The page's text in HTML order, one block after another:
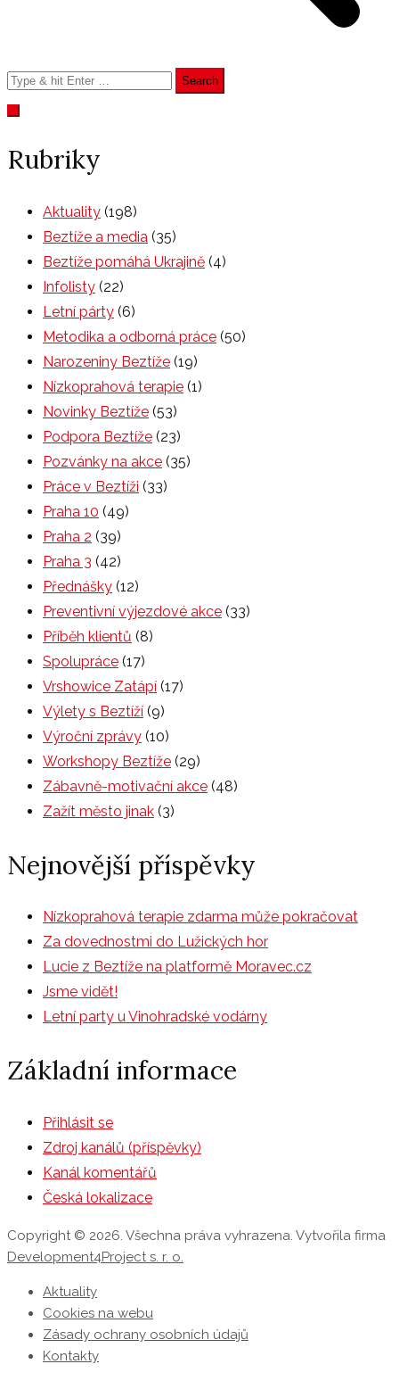
Search
for:
Rubriky
Aktuality (198)
Beztíže a media (35)
Beztíže pomáhá Ukrajině (4)
Infolisty (22)
Letní párty (6)
Metodika a odborná práce (50)
Narozeniny Beztíže (19)
Nízkoprahová terapie (1)
Novinky Beztíže (53)
Podpora Beztíže (23)
Pozvánky na akce (35)
Práce v Beztíži (33)
Praha 10 (49)
Praha 2 (39)
Praha 3 (42)
Přednášky (12)
Preventivní výjezdové akce (33)
Příběh klientů (8)
Spolupráce (17)
Vrshowice Zatápí (17)
Výlety s Beztíží (9)
Výroční zprávy (10)
Workshopy Beztíže (29)
Zábavně-motivační akce (48)
Zažít město jinak (3)
Nejnovější příspěvky
Nízkoprahová terapie zdarma může pokračovat
Za dovednostmi do Lužických hor
Lucie z Beztíže na platformě Moravec.cz
Jsme vidět!
Letní party u Vinohradské vodárny
Základní informace
Přihlásit se
Zdroj kanálů (příspěvky)
Kanál komentářů
Česká lokalizace
Copyright © 2026. Všechna práva vyhrazena. Vytvořila firma
Development4Project s. r. o.
Aktuality
Cookies na webu
Zásady ochrany osobních údajů
Kontakty